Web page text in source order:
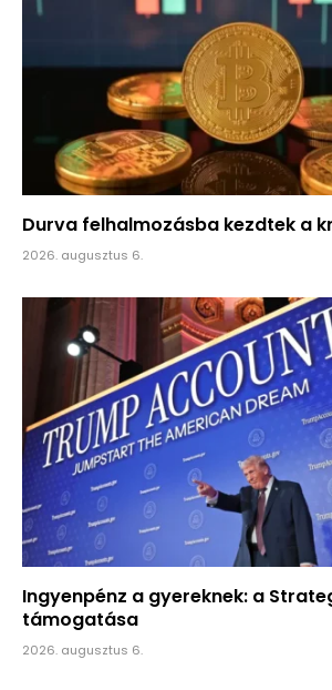
Durva felhalmozásba kezdtek a
2026. augusztus 6.
Ingyenpénz a gyereknek: a
támogatása
2026. augusztus 6.